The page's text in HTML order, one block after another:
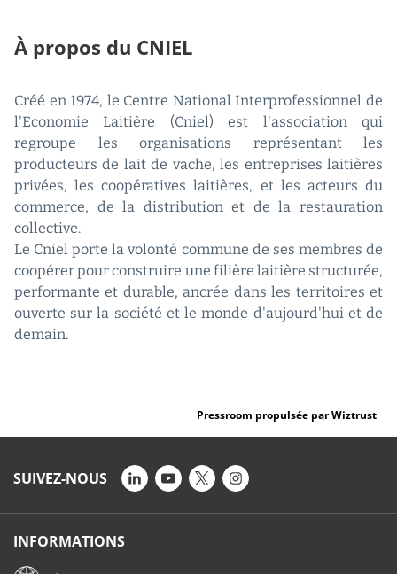
À propos du CNIEL
Créé en 1974, le Centre National Interprofessionnel de
l'Economie Laitière (Cniel) est l'association qui
regroupe les organisations représentant les
producteurs de lait de vache, les entreprises laitières
privées, les coopératives laitières, et les acteurs du
commerce, de la distribution et de la restauration
collective.
Le Cniel porte la volonté commune de ses membres de
coopérer pour construire une filière laitière structurée,
performante et durable, ancrée dans les territoires et
ouverte sur la société et le monde d'aujourd'hui et de
demain.
Pressroom propulsée par Wiztrust
SUIVEZ-NOUS
INFORMATIONS